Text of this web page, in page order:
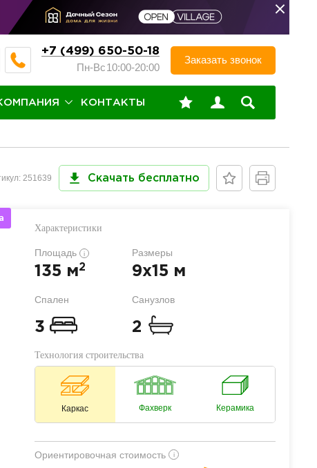
+7 (499) 650-50-18
Пн-Вс10:00-20:00
Заказать звонок
КОНТАКТЫ
251639 Скачать бесплатно
Характеристики
Площадь i
135 м2
Размеры
9x15 м
Спален
3
Санузлов
2
Технология строительства
Каркас Фахверк Керамика
Ориентировочная стоимость i